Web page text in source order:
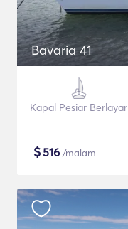
Bavaria 41
Kapal Pesiar Berlayar
$516 /malam